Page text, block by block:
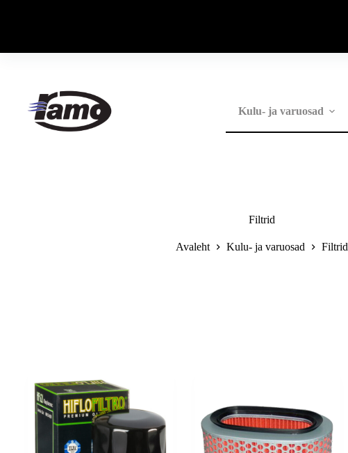
Kulu- ja varuosad
Filtrid
Avaleht Kulu- ja varuosad Filtrid